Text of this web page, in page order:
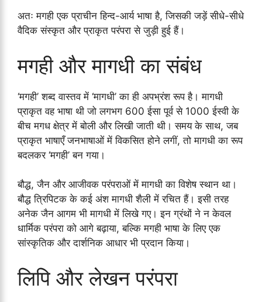
अतः मगही एक प्राचीन हिन्द-आर्य भाषा है, जिसकी जड़ें सीधे-सीधे
वैदिक संस्कृत और प्राकृत परंपरा से जुड़ी हुई हैं।
मगही और मागधी का संबंध
‘मगही’ शब्द वास्तव में ‘मागधी’ का ही अपभ्रंश रूप है। मागधी
प्राकृत वह भाषा थी जो लगभग 600 ईसा पूर्व से 1000 ईस्वी के
बीच मगध क्षेत्र में बोली और लिखी जाती थी। समय के साथ, जब
प्राकृत भाषाएँ जनभाषाओं में विकसित होने लगीं, तो मागधी का रूप
बदलकर ‘मगही’ बन गया।
बौद्ध, जैन और आजीवक परंपराओं में मागधी का विशेष स्थान था।
बौद्ध त्रिपिटक के कई अंश मागधी शैली में रचित हैं। इसी तरह
अनेक जैन आगम भी मागधी में लिखे गए। इन ग्रंथों ने न केवल
धार्मिक परंपरा को आगे बढ़ाया, बल्कि मगही भाषा के लिए एक
सांस्कृतिक और दार्शनिक आधार भी प्रदान किया।
लिपि और लेखन परंपरा